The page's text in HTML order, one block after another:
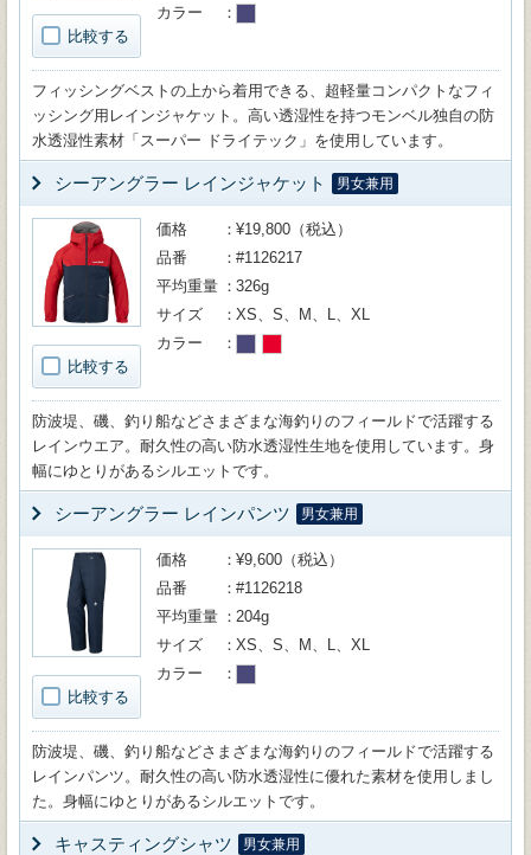
比較する
カラー
フィッシングベストの上から着用できる、超軽量コンパクトなフィ
ッシング用レインジャケット。高い透湿性を持つモンベル独自の防
水透湿性素材「スーパー ドライテック」を使用しています。
シーアングラー レインジャケット 男女兼用
比較する
価格
¥19,800（税込）
品番
#1126217
平均重量
326g
サイズ
XS、S、M、L、XL
カラー
防波堤、磯、釣り船などさまざまな海釣りのフィールドで活躍する
レインウエア。耐久性の高い防水透湿性生地を使用しています。身
幅にゆとりがあるシルエットです。
シーアングラー レインパンツ 男女兼用
比較する
価格
¥9,600（税込）
品番
#1126218
平均重量
204g
サイズ
XS、S、M、L、XL
カラー
防波堤、磯、釣り船などさまざまな海釣りのフィールドで活躍する
レインパンツ。耐久性の高い防水透湿性に優れた素材を使用しまし
た。身幅にゆとりがあるシルエットです。
キャスティングシャツ 男女兼用